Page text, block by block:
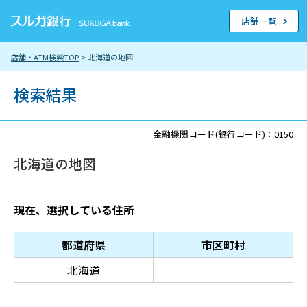
店舗・ATM検索TOP > 北海道の地図
店舗一覧
検索結果
金融機関コード(銀行コード)：0150
北海道の地図
現在、選択している住所
都道府県
市区町村
北海道